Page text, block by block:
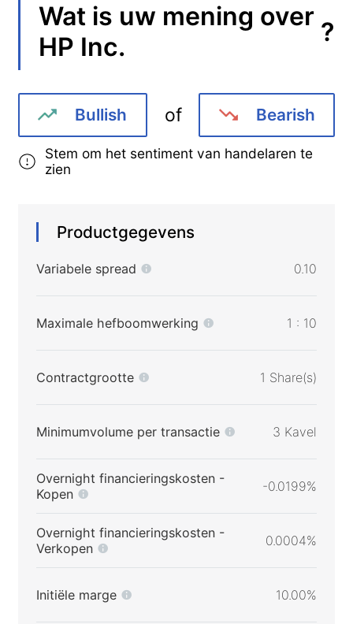
Wat is uw mening over
HP Inc.
?
Bullish of Bearish
Stem om het sentiment van handelaren te
zien
Productgegevens
Variabele spread 0.10
Maximale hefboomwerking 1 : 10
Contractgrootte 1 Share(s)
Minimumvolume per transactie 3 Kavel
Overnight financieringskosten -
Kopen
-0.0199%
Overnight financieringskosten -
Verkopen
0.0004%
Initiële marge 10.00%